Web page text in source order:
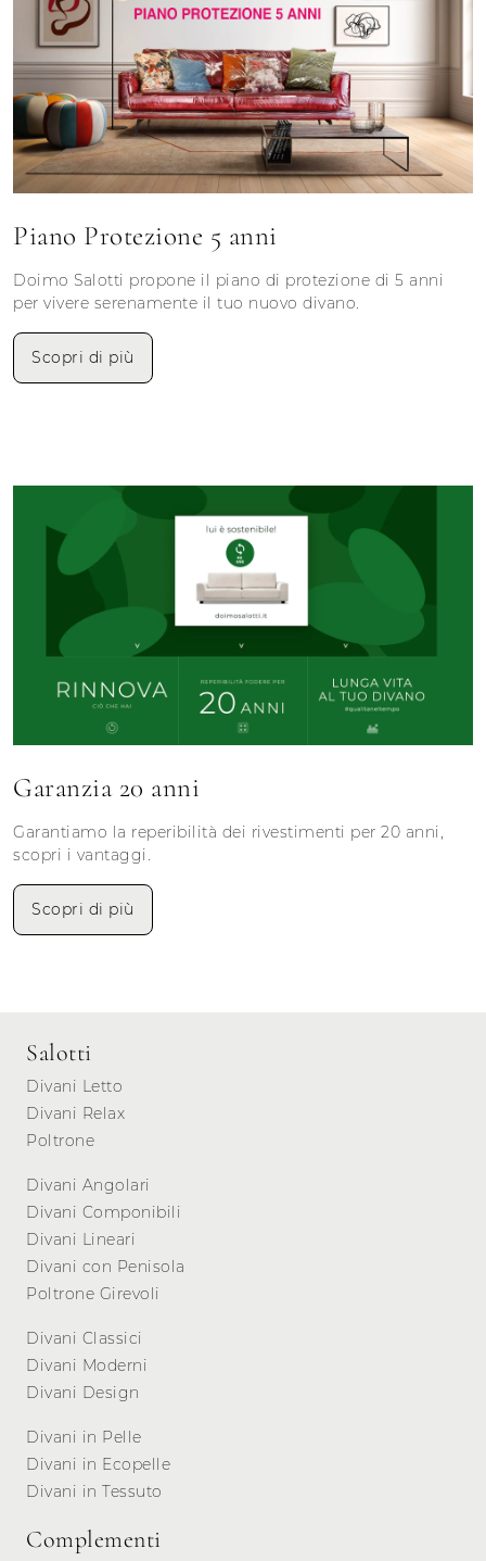
Piano Protezione 5 anni
Doimo Salotti propone il piano di protezione di 5 anni
per vivere serenamente il tuo nuovo divano.
Scopri di più
Garanzia 20 anni
Garantiamo la reperibilità dei rivestimenti per 20 anni,
scopri i vantaggi.
Scopri di più
Salotti
Divani Letto
Divani Relax
Poltrone
Divani Angolari
Divani Componibili
Divani Lineari
Divani con Penisola
Poltrone Girevoli
Divani Classici
Divani Moderni
Divani Design
Divani in Pelle
Divani in Ecopelle
Divani in Tessuto
Complementi